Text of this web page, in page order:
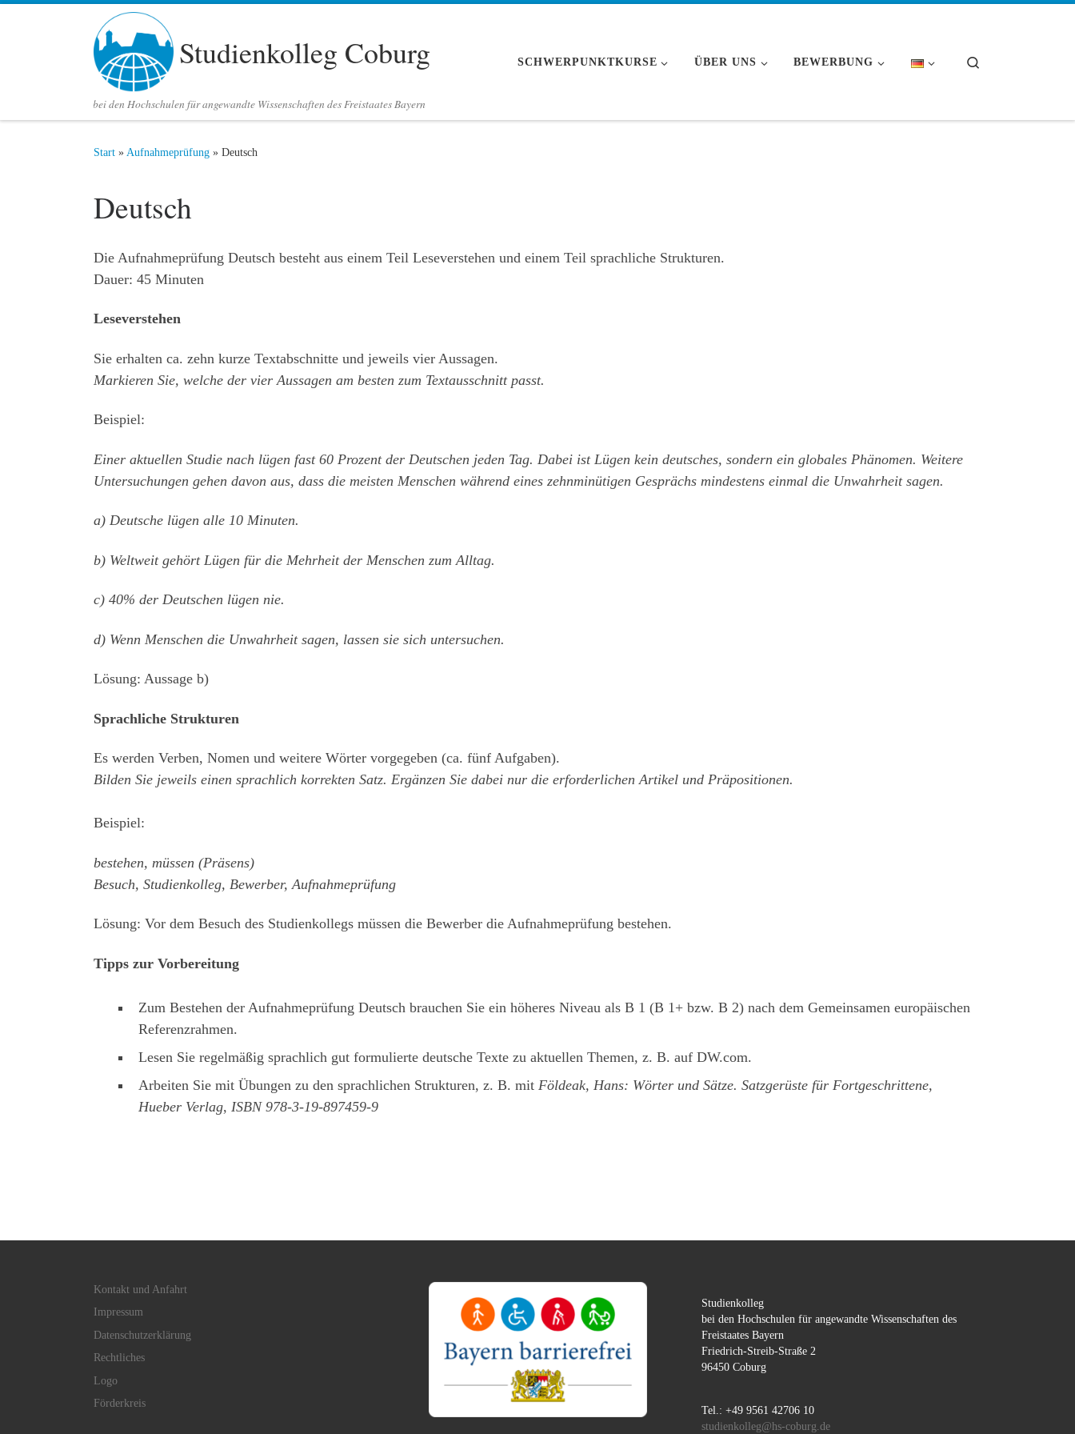
Zum Inhalt springen
Studienkolleg Coburg
bei den Hochschulen für angewandte Wissenschaften des Freistaates Bayern
SCHWERPUNKTKURSE ÜBER UNS BEWERBUNG
Start »Aufnahmeprüfung » Deutsch
Deutsch
Die Aufnahmeprüfung Deutsch besteht aus einem Teil Leseverstehen und einem Teil sprachliche Strukturen.
Dauer: 45 Minuten
Leseverstehen
Sie erhalten ca. zehn kurze Textabschnitte und jeweils vier Aussagen.
Markieren Sie, welche der vier Aussagen am besten zum Textausschnitt passt.
Beispiel:
Einer aktuellen Studie nach lügen fast 60 Prozent der Deutschen jeden Tag. Dabei ist Lügen kein deutsches, sondern ein globales Phänomen. Weitere
Untersuchungen gehen davon aus, dass die meisten Menschen während eines zehnminütigen Gesprächs mindestens einmal die Unwahrheit sagen.
a) Deutsche lügen alle 10 Minuten.
b) Weltweit gehört Lügen für die Mehrheit der Menschen zum Alltag.
c) 40% der Deutschen lügen nie.
d) Wenn Menschen die Unwahrheit sagen, lassen sie sich untersuchen.
Lösung: Aussage b)
Sprachliche Strukturen
Es werden Verben, Nomen und weitere Wörter vorgegeben (ca. fünf Aufgaben).
Bilden Sie jeweils einen sprachlich korrekten Satz. Ergänzen Sie dabei nur die erforderlichen Artikel und Präpositionen.
Beispiel:
bestehen, müssen (Präsens)
Besuch, Studienkolleg, Bewerber, Aufnahmeprüfung
Lösung: Vor dem Besuch des Studienkollegs müssen die Bewerber die Aufnahmeprüfung bestehen.
Tipps zur Vorbereitung
Zum Bestehen der Aufnahmeprüfung Deutsch brauchen Sie ein höheres Niveau als B 1 (B 1+ bzw. B 2) nach dem Gemeinsamen europäischen
Referenzrahmen.
Lesen Sie regelmäßig sprachlich gut formulierte deutsche Texte zu aktuellen Themen, z. B. auf DW.com.
Arbeiten Sie mit Übungen zu den sprachlichen Strukturen, z. B. mit Földeak, Hans: Wörter und Sätze. Satzgerüste für Fortgeschrittene,
Hueber Verlag, ISBN 978-3-19-897459-9
Kontakt und Anfahrt
Impressum
Datenschutzerklärung
Rechtliches
Logo
Förderkreis
Studienkolleg
bei den Hochschulen für angewandte Wissenschaften des
Freistaates Bayern
Friedrich-Streib-Straße 2
96450 Coburg
Tel.: +49 9561 42706 10
studienkolleg@hs-coburg.de